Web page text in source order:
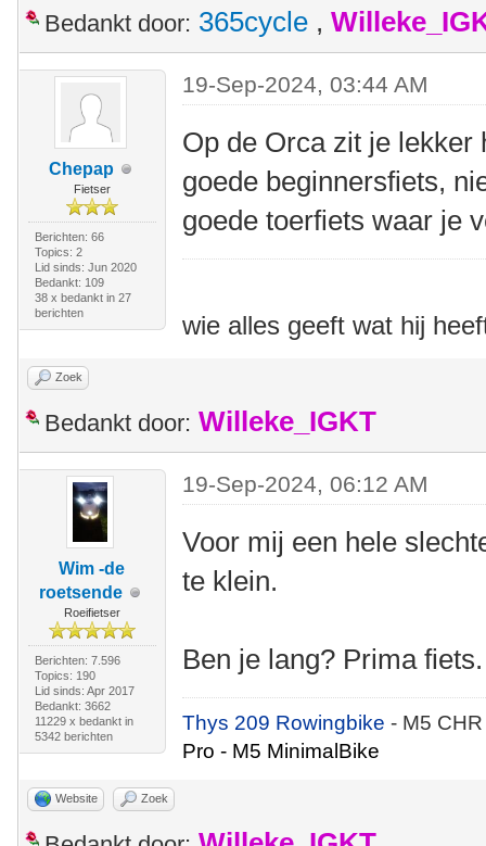
Bedankt door: 365cycle ,
Chepap
Fietser
Berichten: 66
Topics: 2
Lid sinds: Jun 2020
Bedankt: 109
38 x bedankt in 27
berichten
19-Sep-2024, 03:44 AM
Op de Orca zit je lekker
goede beginnersfiets,
goede toerfiets waar je
wie alles geeft wat hij
Zoek
Bedankt door: Willeke_IGKT
Wim -de
roetsende
Roeifietser
Berichten: 7.596
Topics: 190
Lid sinds: Apr 2017
Bedankt: 3662
11229 x bedankt in
5342 berichten
19-Sep-2024, 06:12 AM
Voor mij een hele
te klein.
Ben je lang? Prima fiets.
Thys 209 Rowingbike- M5
Pro - M5 MinimalBike
Website Zoek